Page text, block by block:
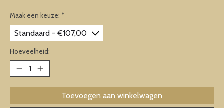
Maak een keuze: *
Hoeveelheid:
Toevoegen aan winkelwagen